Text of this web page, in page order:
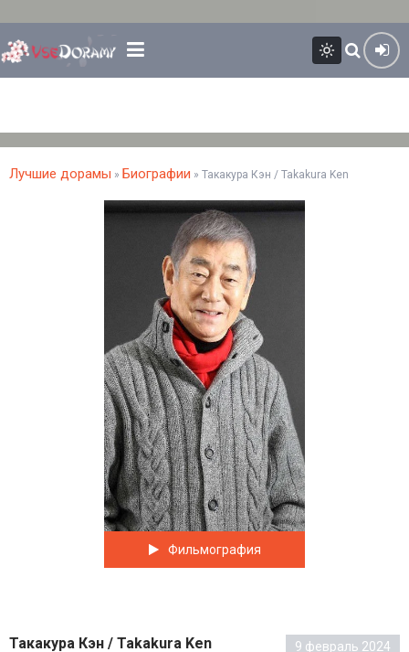
Лучшие дорамы » Биографии » Такакура Кэн / Takakura Ken
Фильмография
Такакура Кэн / Takakura Ken 9 февраль 2024